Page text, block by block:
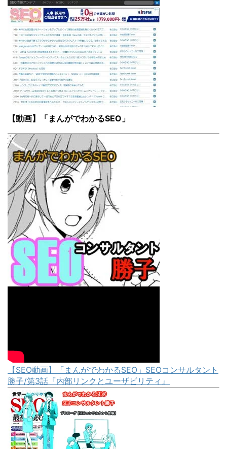
【動画】「まんがでわかるSEO」
【SEO動画】「まんがでわかるSEO」SEOコンサルタント
勝子/第3話『内部リンクとユーザビリティ』